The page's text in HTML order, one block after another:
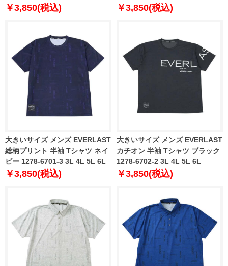
6L
￥3,850(税込) ￥3,850(税込)
大きいサイズ メンズ EVERLAST
総柄プリント 半袖 Tシャツ ネイ
ビー 1278-6701-3 3L 4L 5L 6L
￥3,850(税込)
大きいサイズ メンズ EVERLAST
カチオン 半袖 Tシャツ ブラック
1278-6702-2 3L 4L 5L 6L
￥3,850(税込)